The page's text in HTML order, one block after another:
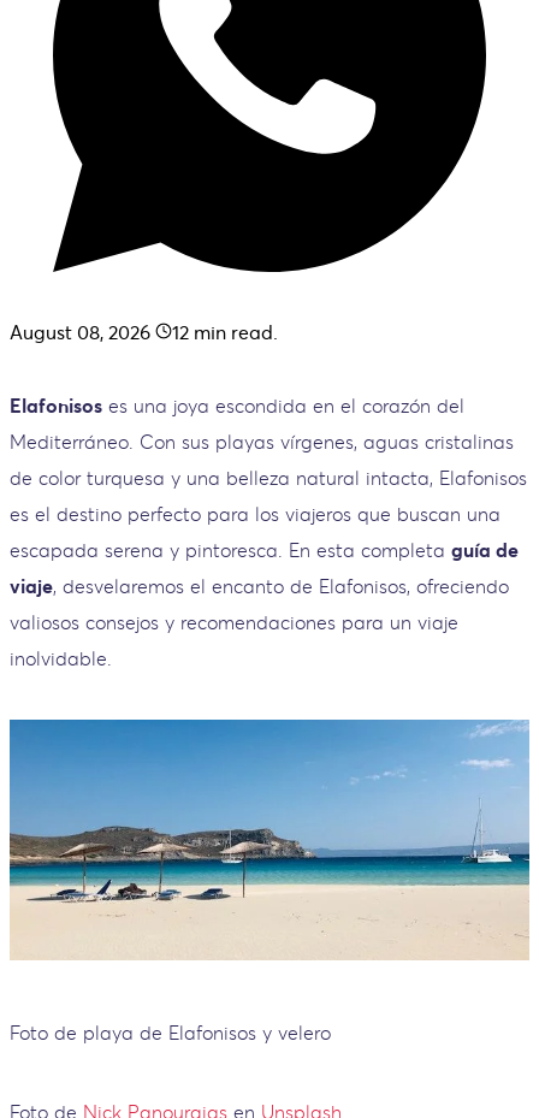
August 08, 2026 12 min read.
Elafonisos es una joya escondida en el corazón del
Mediterráneo. Con sus playas vírgenes, aguas cristalinas
de color turquesa y una belleza natural intacta, Elafonisos
es el destino perfecto para los viajeros que buscan una
escapada serena y pintoresca. En esta completa guía de
viaje, desvelaremos el encanto de Elafonisos, ofreciendo
valiosos consejos y recomendaciones para un viaje
inolvidable.
Foto de playa de Elafonisos y velero
Foto de Nick Panourgias en Unsplash